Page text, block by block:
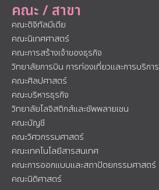
คณะ / สาขา
คณะดิจิทัลมีเดีย
คณะนิเทศศาสตร์
คณะการสร้างเจ้าของธุรกิจ
วิทยาลัยการบิน การท่องเที่ยวและการบริการ
คณะศิลปศาสตร์
คณะบริหารธุรกิจ
วิทยาลัยโลจิสติกส์และซัพพลายเชน
คณะบัญชี
คณะวิศวกรรมศาสตร์
คณะเทคโนโลยีสารสนเทศ
คณะการออกแบบและสถาปัตยกรรมศาสตร์
คณะนิติศาสตร์